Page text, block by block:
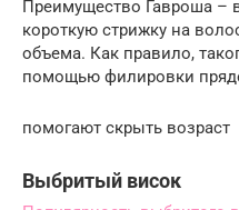
Преимущество Гавроша –
короткую стрижку на
объема. Как правило,
помощью филировки
помогают скрыть возраст
Выбритый висок